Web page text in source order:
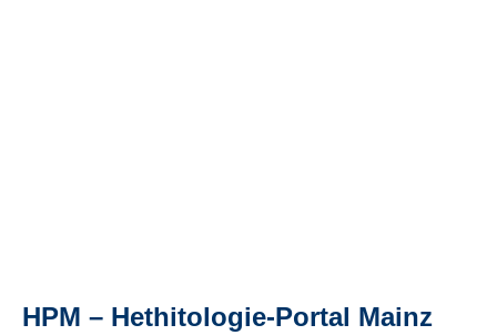
HPM – Hethitologie-Portal Mainz